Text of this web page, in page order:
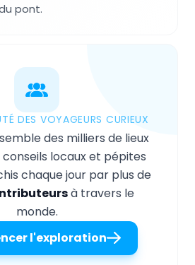
pont.
DES VOYAGEURS CURIEUX
des milliers de lieux
locaux et pépites
chaque jour par plus de
à travers le
monde.
l'exploration